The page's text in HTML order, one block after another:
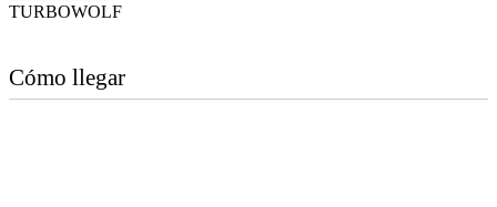
TURBOWOLF
Cómo llegar